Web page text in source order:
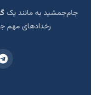
جام‌جمشید به مانند یک
رخدادهای مهم